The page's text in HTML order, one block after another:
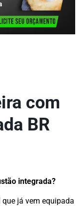
com
BR
integrada?
já vem equipada